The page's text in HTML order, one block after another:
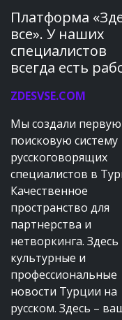
Платформа
все». У наших
специалистов
всегда есть
ZDESVSE.COM
Мы создали первую
поисковую систему
русскоговорящих
специалистов в
Качественное
пространство для
партнерства и
нетворкинга. Здесь
культурные и
профессиональные
новости Турции на
русском. Здесь –